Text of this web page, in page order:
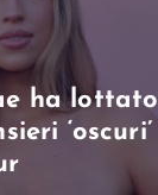
ha lottato
‘oscuri’